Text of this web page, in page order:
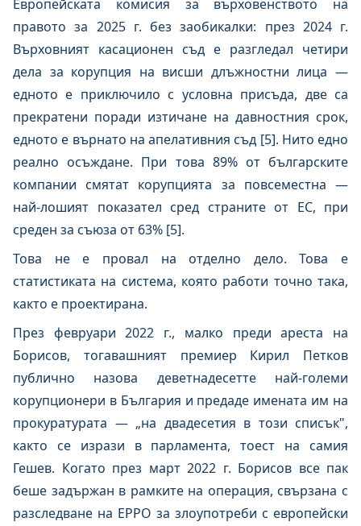
Европейската комисия за върховенството на
правото за 2025 г. без заобикалки: през 2024 г.
Върховният касационен съд е разгледал четири
дела за корупция на висши длъжностни лица —
едното е приключило с условна присъда, две са
прекратени поради изтичане на давностния срок,
едното е върнато на апелативния съд [5]. Нито едно
реално осъждане. При това 89% от българските
компании смятат корупцията за повсеместна —
най-лошият показател сред страните от ЕС, при
среден за съюза от 63% [5].
Това не е провал на отделно дело. Това е
статистиката на система, която работи точно така,
както е проектирана.
През февруари 2022 г., малко преди ареста на
Борисов, тогавашният премиер Кирил Петков
публично назова деветнадесетте най-големи
корупционери в България и предаде имената им на
прокуратурата — „на двадесетия в този списък",
както се изрази в парламента, тоест на самия
Гешев. Когато през март 2022 г. Борисов все пак
беше задържан в рамките на операция, свързана с
разследване на EPPO за злоупотреби с европейски